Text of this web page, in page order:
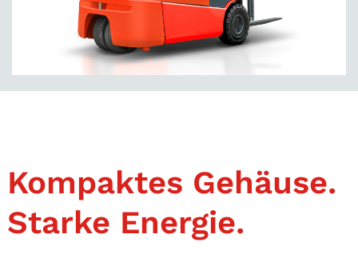
Kompaktes Gehäuse.
Starke Energie.